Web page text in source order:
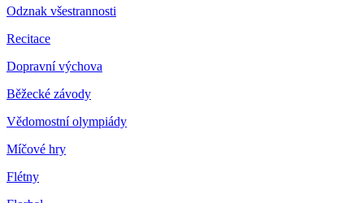
Odznak všestrannosti
Recitace
Dopravní výchova
Běžecké závody
Vědomostní olympiády
Míčové hry
Flétny